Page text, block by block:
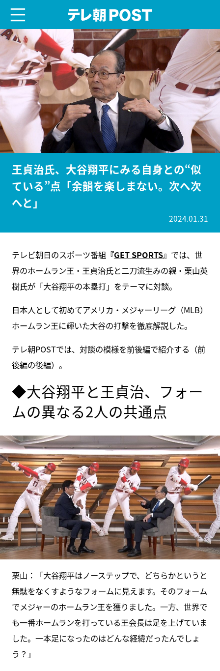
王貞治氏、大谷翔平にみる自身との“似
ている”点「余韻を楽しまない。次へ次
へと」
2024.01.31
テレビ朝日のスポーツ番組 『GET SPORTS』 では、世
界のホームラン王・王貞治氏と二刀流生みの親・栗山英
樹氏が「大谷翔平の本塁打」をテーマに対談。
日本人として初めてアメリカ・メジャーリーグ（MLB）
ホームラン王に輝いた大谷の打撃を徹底解説した。
テレ朝POSTでは、対談の模様を前後編で紹介する（前
後編の後編）。
◆大谷翔平と王貞治、フォー
ムの異なる2人の共通点
栗山：「大谷翔平はノーステップで、どちらかというと
無駄をなくすようなフォームに見えます。そのフォーム
でメジャーのホームラン王を獲りました。一方、世界で
も一番ホームランを打っている王会長は足を上げていま
した。一本足になったのはどんな経緯だったんでしょ
う？」